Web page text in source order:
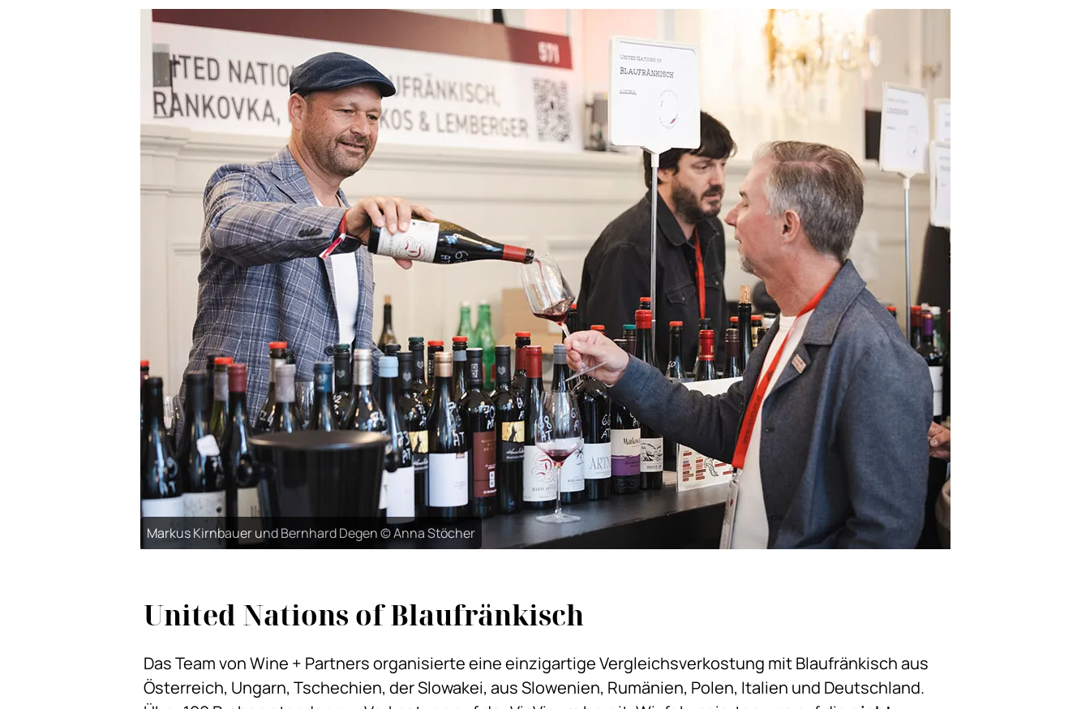
Markus Kirnbauer und Bernhard Degen © Anna Stöcher
United Nations of Blaufränkisch
Das Team von Wine + Partners organisierte eine einzigartige Vergleichsverkostung mit Blaufränkisch aus
Österreich, Ungarn, Tschechien, der Slowakei, aus Slowenien, Rumänien, Polen, Italien und Deutschland.